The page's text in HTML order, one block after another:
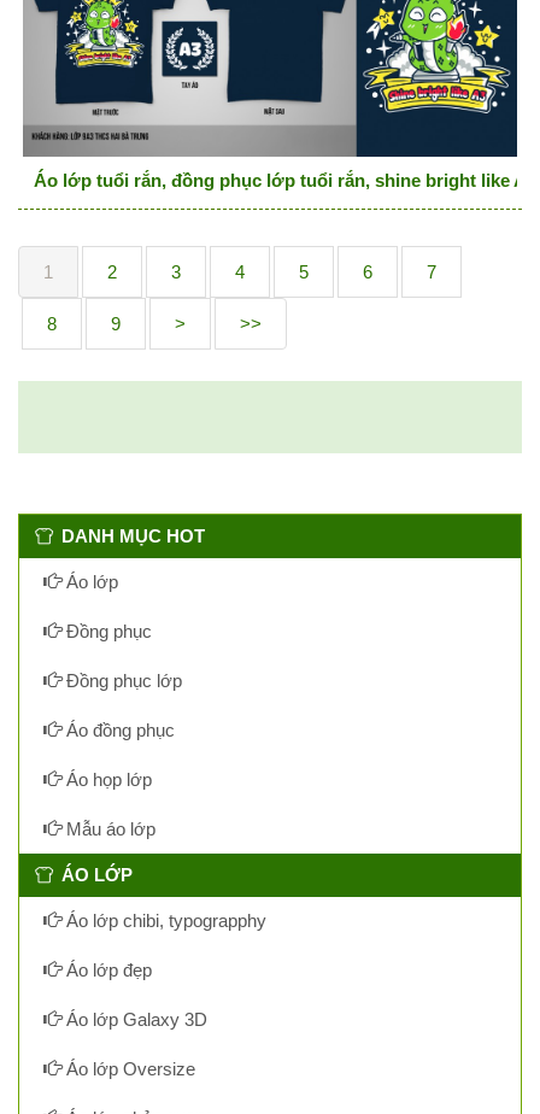
Áo lớp tuổi rắn, đồng phục lớp tuổi rắn, shine bright like
1 2 3 4 5 6 7
8 9 > >>
DANH MỤC HOT
Áo lớp
Đồng phục
Đồng phục lớp
Áo đồng phục
Áo họp lớp
Mẫu áo lớp
ÁO LỚP
Áo lớp chibi, typograpphy
Áo lớp đẹp
Áo lớp Galaxy 3D
Áo lớp Oversize